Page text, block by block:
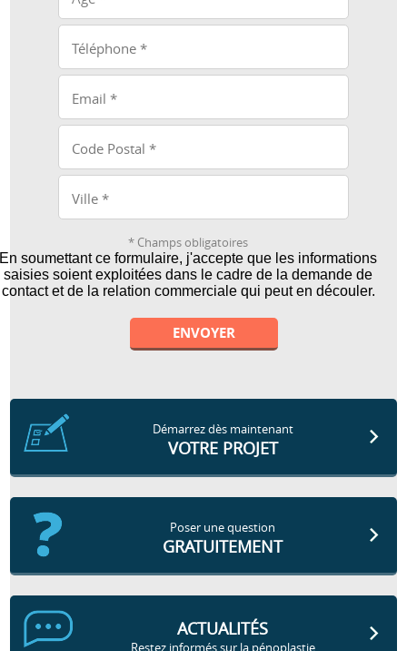
* Champs obligatoires
En soumettant ce formulaire, j'accepte que les informations
saisies soient exploitées dans le cadre de la demande de
contact et de la relation commerciale qui peut en découler.
Démarrez dès maintenant
VOTRE PROJET
Poser une question
GRATUITEMENT
ACTUALITÉS
Restez informés sur la pénoplastie